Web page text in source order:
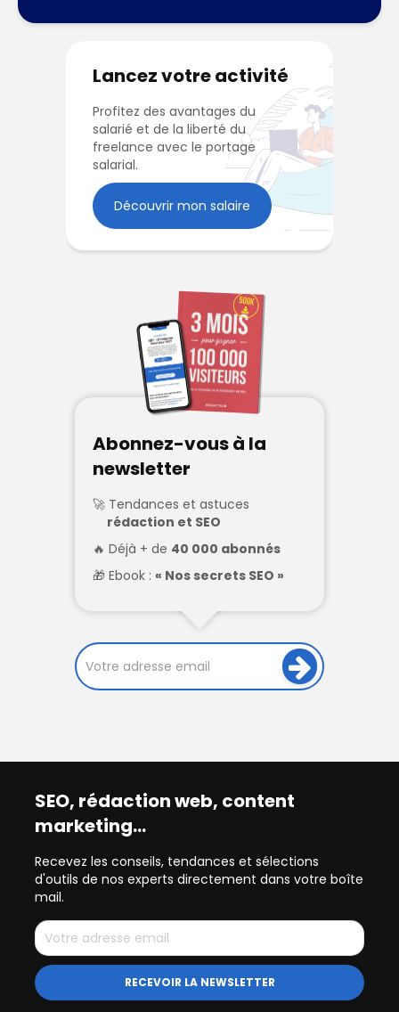
Lancez votre activité
Profitez des avantages du
salarié et de la liberté du
freelance avec le portage
salarial.
Découvrir mon salaire
Abonnez-vous à la
newsletter
Tendances et astuces
rédaction et SEO
Déjà + de 40 000 abonnés
Ebook : « Nos secrets SEO »
SEO, rédaction web, content
marketing…
Recevez les conseils, tendances et sélections
d'outils de nos experts directement dans votre boîte
mail.